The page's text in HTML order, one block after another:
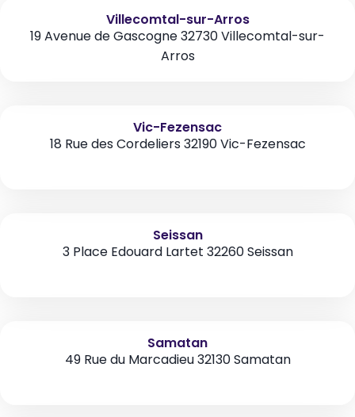
Villecomtal-sur-Arros
19 Avenue de Gascogne 32730 Villecomtal-sur-
Arros
Vic-Fezensac
18 Rue des Cordeliers 32190 Vic-Fezensac
Seissan
3 Place Edouard Lartet 32260 Seissan
Samatan
49 Rue du Marcadieu 32130 Samatan